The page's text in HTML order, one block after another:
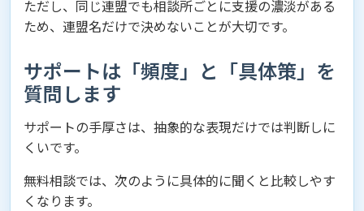
ただし、同じ連盟でも相談所ごとに支援の濃淡がある
ため、連盟名だけで決めないことが大切です。
サポートは「頻度」と「具体策」を
質問します
サポートの手厚さは、抽象的な表現だけでは判断しに
くいです。
無料相談では、次のように具体的に聞くと比較しやす
くなります。